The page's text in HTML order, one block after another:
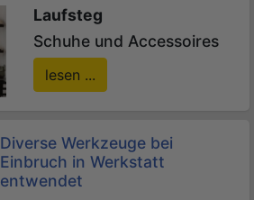
Laufsteg
Schuhe und Accessoires
lesen ...
Diverse Werkzeuge bei
Einbruch in Werkstatt
entwendet